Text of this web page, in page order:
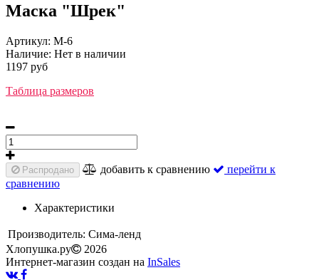
Маска "Шрек"
Артикул: М-6
Наличие: Нет в наличии
1197 руб
Таблица размеров
Распродано добавить к сравнению
перейти к
сравнению
Характеристики
Производитель: Сима-ленд
Хлопушка.ру
2026
Интернет-магазин создан на InSales